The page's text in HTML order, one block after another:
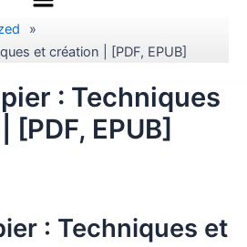
»
et création | [PDF, EPUB]
: Techniques
EPUB]
: Techniques et